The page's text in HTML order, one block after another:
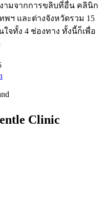
ามจากการขลิบที่อื่น คลินิก
พฯ และต่างจังหวัดรวม 15
ใจทั้ง 4 ช่องทาง ทั้งนี้ก็เพื่อ
Clinic